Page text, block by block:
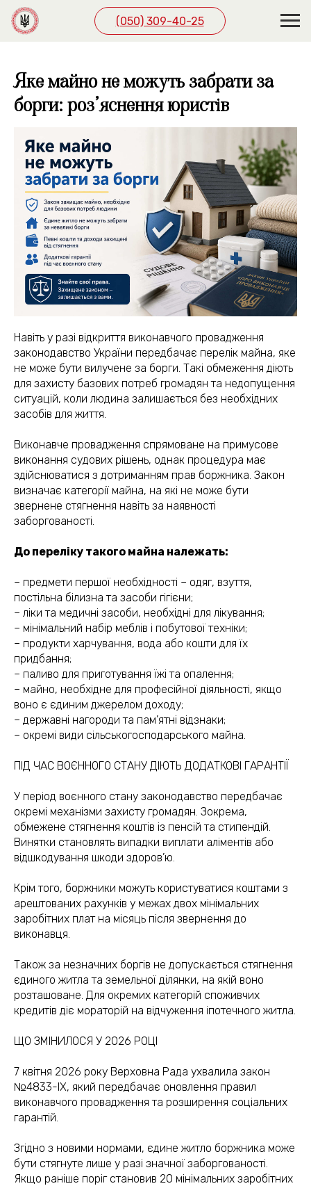
(050) 309-40-25
Яке майно не можуть забрати за
борги: роз’яснення юристів
Навіть у разі відкриття виконавчого провадження
законодавство України передбачає перелік майна, яке
не може бути вилучене за борги. Такі обмеження діють
для захисту базових потреб громадян та недопущення
ситуацій, коли людина залишається без необхідних
засобів для життя.
Виконавче провадження спрямоване на примусове
виконання судових рішень, однак процедура має
здійснюватися з дотриманням прав боржника. Закон
визначає категорії майна, на які не може бути
звернене стягнення навіть за наявності
заборгованості.
До переліку такого майна належать:
– предмети першої необхідності – одяг, взуття,
постільна білизна та засоби гігієни;
– ліки та медичні засоби, необхідні для лікування;
– мінімальний набір меблів і побутової техніки;
– продукти харчування, вода або кошти для їх
придбання;
– паливо для приготування їжі та опалення;
– майно, необхідне для професійної діяльності, якщо
воно є єдиним джерелом доходу;
– державні нагороди та пам’ятні відзнаки;
– окремі види сільськогосподарського майна.
ПІД ЧАС ВОЄННОГО СТАНУ ДІЮТЬ ДОДАТКОВІ ГАРАНТІЇ
У період воєнного стану законодавство передбачає
окремі механізми захисту громадян. Зокрема,
обмежене стягнення коштів із пенсій та стипендій.
Винятки становлять випадки виплати аліментів або
відшкодування шкоди здоров’ю.
Крім того, боржники можуть користуватися коштами з
арештованих рахунків у межах двох мінімальних
заробітних плат на місяць після звернення до
виконавця.
Також за незначних боргів не допускається стягнення
єдиного житла та земельної ділянки, на якій воно
розташоване. Для окремих категорій споживчих
кредитів діє мораторій на відчуження іпотечного житла.
ЩО ЗМІНИЛОСЯ У 2026 РОЦІ
7 квітня 2026 року Верховна Рада ухвалила закон
№4833-IX, який передбачає оновлення правил
виконавчого провадження та розширення соціальних
гарантій.
Згідно з новими нормами, єдине житло боржника може
бути стягнуте лише у разі значної заборгованості.
Якщо раніше поріг становив 20 мінімальних заробітних